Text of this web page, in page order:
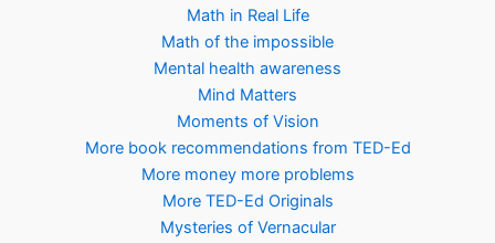
Math in Real Life
Math of the impossible
Mental health awareness
Mind Matters
Moments of Vision
More book recommendations from TED-Ed
More money more problems
More TED-Ed Originals
Mysteries of Vernacular